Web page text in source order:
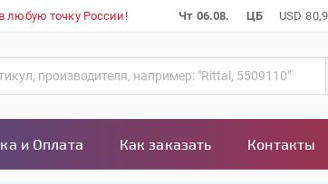
любую точку России! Чт 06.08. ЦБ USD
и Оплата Как заказать Контакты